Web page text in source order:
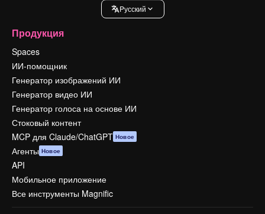
Pусский
Продукция
Spaces
ИИ-помощник
Генератор изображений ИИ
Генератор видео ИИ
Генератор голоса на основе ИИ
Стоковый контент
MCP для Claude/ChatGPT Новое
Агенты Новое
API
Мобильное приложение
Все инструменты Magnific